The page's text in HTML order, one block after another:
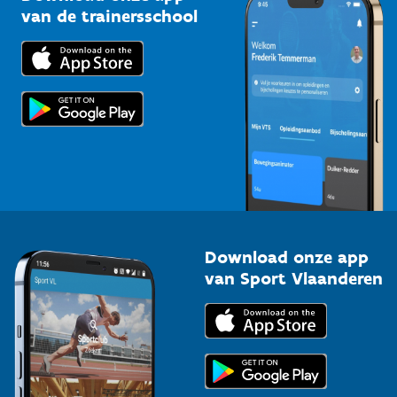
Bedrijven
Trainers en begeleiders
Topsporters
Downloads
Voor de pers
van de trainersschool
Download onze app
van Sport Vlaanderen